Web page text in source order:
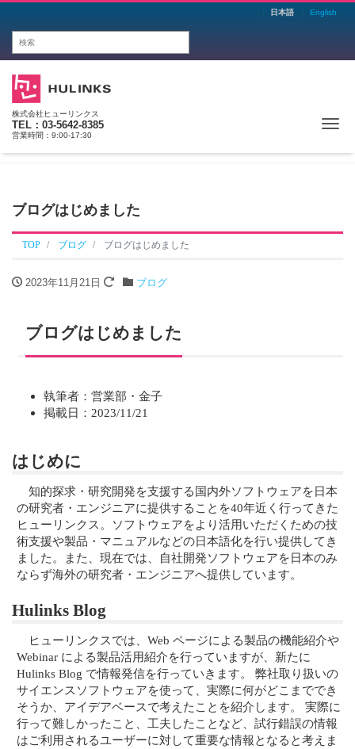
日本語 English
株式会社ヒューリンクス
TEL：03-5642-8385
営業時間：9:00-17:30
ブログはじめました
TOP ブログ ブログはじめました
2023年11月21日 ブログ
ブログはじめました
執筆者：営業部・金子
掲載日：2023/11/21
はじめに
知的探求・研究開発を支援する国内外ソフトウェアを日本
の研究者・エンジニアに提供することを40年近く行ってきた
ヒューリンクス。ソフトウェアをより活用いただくための技
術支援や製品・マニュアルなどの日本語化を行い提供してき
ました。また、現在では、自社開発ソフトウェアを日本のみ
ならず海外の研究者・エンジニアへ提供しています。
Hulinks Blog
ヒューリンクスでは、Web ページによる製品の機能紹介や
Webinar による製品活用紹介を行っていますが、新たに
Hulinks Blog で情報発信を行っていきます。 弊社取り扱いの
サイエンスソフトウェアを使って、実際に何がどこまででき
そうか、アイデアベースで考えたことを紹介します。 実際に
行って難しかったこと、工夫したことなど、試行錯誤の情報
はご利用されるユーザーに対して重要な情報となると考えま